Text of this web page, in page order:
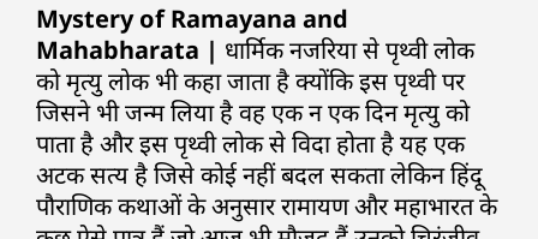
Mystery of Ramayana and
Mahabharata | धार्मिक नजरिया से पृथ्वी लोक
को मृत्यु लोक भी कहा जाता है क्योंकि इस पृथ्वी पर
जिसने भी जन्म लिया है वह एक न एक दिन मृत्यु को
पाता है और इस पृथ्वी लोक से विदा होता है यह एक
अटक सत्य है जिसे कोई नहीं बदल सकता लेकिन हिंदू
पौराणिक कथाओं के अनुसार रामायण और महाभारत के